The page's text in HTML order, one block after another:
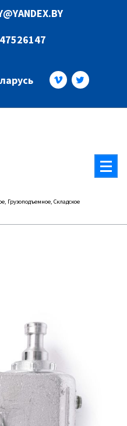
Грузоподъемное, Складское